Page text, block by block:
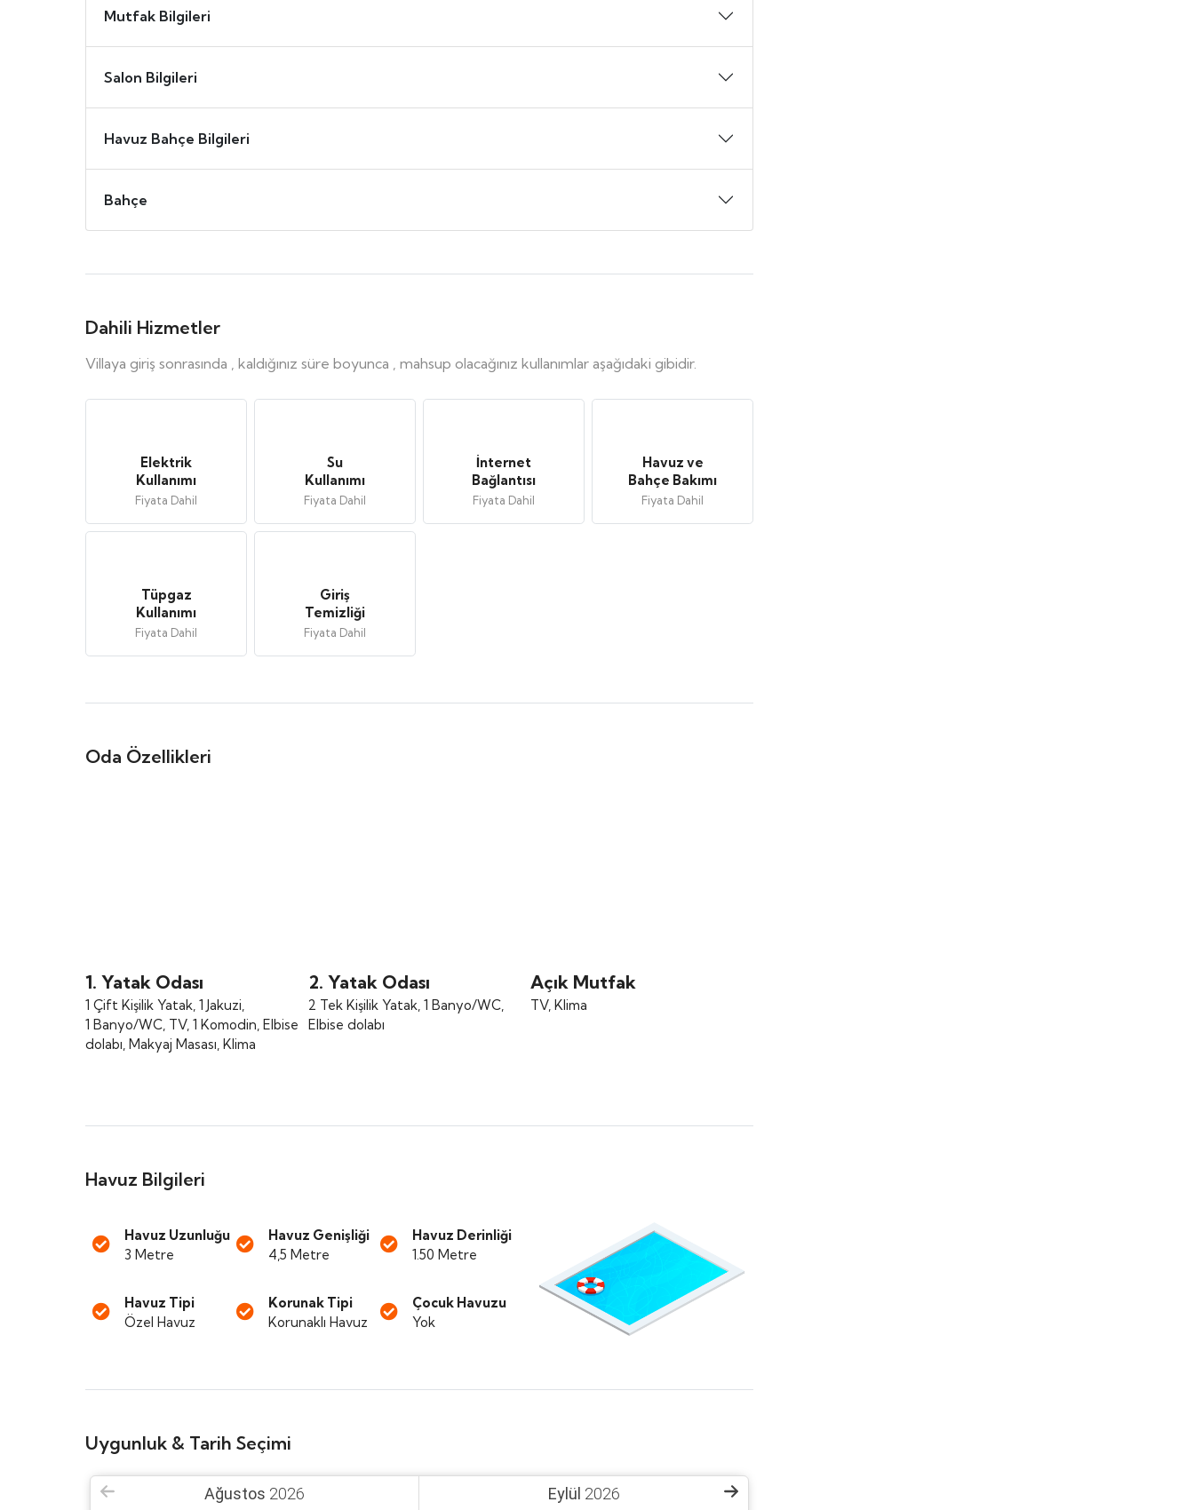
Mutfak Bilgileri
Salon Bilgileri
Havuz Bahçe Bilgileri
Bahçe
Dahili Hizmetler
Villaya giriş sonrasında , kaldığınız süre boyunca , mahsup olacağınız kullanımlar aşağıdaki gibidir.
Elektrik
Kullanımı
Fiyata Dahil
Su
Kullanımı
Fiyata Dahil
İnternet
Bağlantısı
Fiyata Dahil
Havuz ve
Bahçe Bakımı
Fiyata Dahil
Tüpgaz
Kullanımı
Fiyata Dahil
Giriş
Temizliği
Fiyata Dahil
Oda Özellikleri
1. Yatak Odası
1 Çift Kişilik Yatak, 1 Jakuzi,
1 Banyo/WC, TV, 1 Komodin, Elbise
dolabı, Makyaj Masası, Klima
2. Yatak Odası
2 Tek Kişilik Yatak, 1 Banyo/WC,
Elbise dolabı
Açık Mutfak
TV, Klima
Havuz Bilgileri
Havuz Uzunluğu
3 Metre
Havuz Genişliği
4,5 Metre
Havuz Derinliği
1.50 Metre
Havuz Tipi
Özel Havuz
Korunak Tipi
Korunaklı Havuz
Çocuk Havuzu
Yok
Uygunluk & Tarih Seçimi
Ağustos 2026 Eylül 2026